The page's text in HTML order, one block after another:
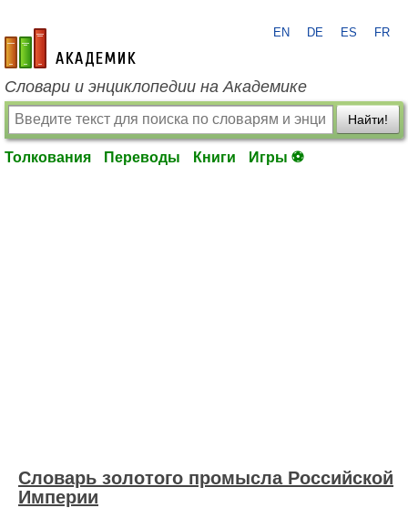
academic.ru
EN DE ES FR
Словари и энциклопедии на Академике
Найти!
Толкования Переводы Книги Игры ⚽
Словарь золотого промысла Российской
Империи